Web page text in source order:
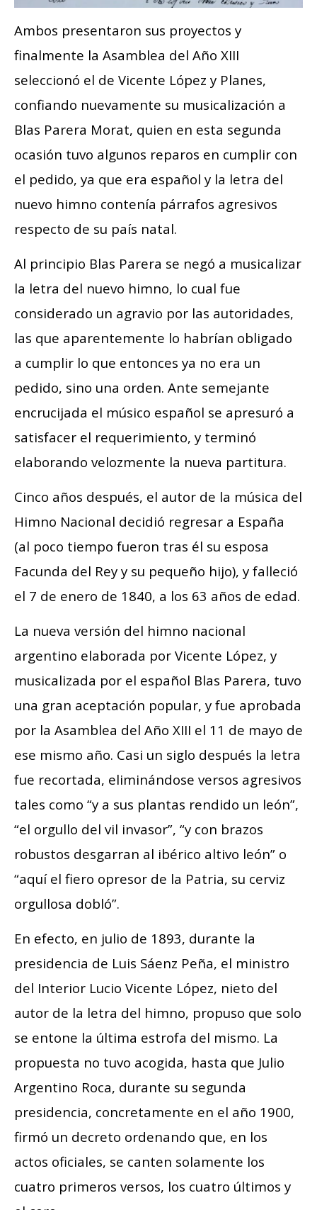
Ambos presentaron sus proyectos y
finalmente la Asamblea del Año XIII
seleccionó el de Vicente López y Planes,
confiando nuevamente su musicalización a
Blas Parera Morat, quien en esta segunda
ocasión tuvo algunos reparos en cumplir con
el pedido, ya que era español y la letra del
nuevo himno contenía párrafos agresivos
respecto de su país natal.
Al principio Blas Parera se negó a musicalizar
la letra del nuevo himno, lo cual fue
considerado un agravio por las autoridades,
las que aparentemente lo habrían obligado
a cumplir lo que entonces ya no era un
pedido, sino una orden. Ante semejante
encrucijada el músico español se apresuró a
satisfacer el requerimiento, y terminó
elaborando velozmente la nueva partitura.
Cinco años después, el autor de la música del
Himno Nacional decidió regresar a España
(al poco tiempo fueron tras él su esposa
Facunda del Rey y su pequeño hijo), y falleció
el 7 de enero de 1840, a los 63 años de edad.
La nueva versión del himno nacional
argentino elaborada por Vicente López, y
musicalizada por el español Blas Parera, tuvo
una gran aceptación popular, y fue aprobada
por la Asamblea del Año XIII el 11 de mayo de
ese mismo año. Casi un siglo después la letra
fue recortada, eliminándose versos agresivos
tales como “y a sus plantas rendido un león”,
“el orgullo del vil invasor”, “y con brazos
robustos desgarran al ibérico altivo león” o
“aquí el fiero opresor de la Patria, su cerviz
orgullosa dobló”.
En efecto, en julio de 1893, durante la
presidencia de Luis Sáenz Peña, el ministro
del Interior Lucio Vicente López, nieto del
autor de la letra del himno, propuso que solo
se entone la última estrofa del mismo. La
propuesta no tuvo acogida, hasta que Julio
Argentino Roca, durante su segunda
presidencia, concretamente en el año 1900,
firmó un decreto ordenando que, en los
actos oficiales, se canten solamente los
cuatro primeros versos, los cuatro últimos y